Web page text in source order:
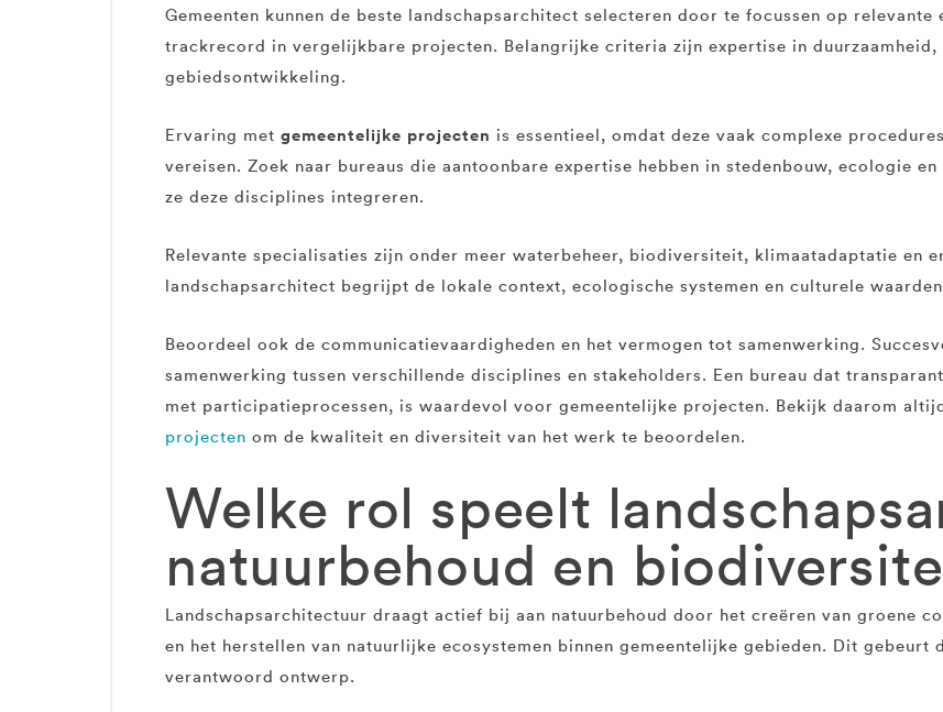
Gemeenten kunnen de beste landschapsarchitect selecteren door te focussen op
trackrecord in vergelijkbare projecten. Belangrijke criteria zijn expertise in
gebiedsontwikkeling.
Ervaring met gemeentelijke projecten is essentieel, omdat deze vaak complexe
vereisen. Zoek naar bureaus die aantoonbare expertise hebben in stedenbouw, ecologie
ze deze disciplines integreren.
Relevante specialisaties zijn onder meer waterbeheer, biodiversiteit, klimaatadaptatie en
landschapsarchitect begrijpt de lokale context, ecologische systemen en culturele
Beoordeel ook de communicatievaardigheden en het vermogen tot samenwerking.
samenwerking tussen verschillende disciplines en stakeholders. Een bureau dat
met participatieprocessen, is waardevol voor gemeentelijke projecten. Bekijk daarom
projecten om de kwaliteit en diversiteit van het werk te beoordelen.
Welke rol speelt
natuurbehoud en
Landschapsarchitectuur draagt actief bij aan natuurbehoud door het creëren van groene
en het herstellen van natuurlijke ecosystemen binnen gemeentelijke gebieden. Dit
verantwoord ontwerp.